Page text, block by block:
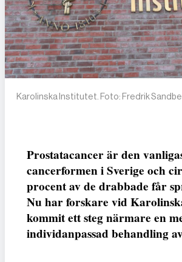
Karolinska Institutet. Foto: Fredrik
Prostatacancer är den
cancerformen i Sverige och
procent av de drabbade får
Nu har forskare vid
kommit ett steg närmare en
individanpassad behandling